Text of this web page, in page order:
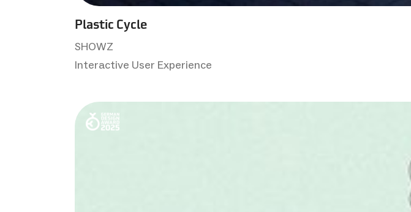
Plastic Cycle
SHOWZ
Interactive User Experience